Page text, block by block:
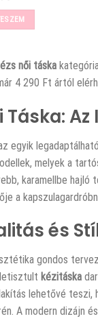
női táska
4 290 Ft ártól
Táska:
egyik
melyek a
karamellbe hajló
a
és
gondos
kézitáska
lehetővé teszi,
A modern dizájn